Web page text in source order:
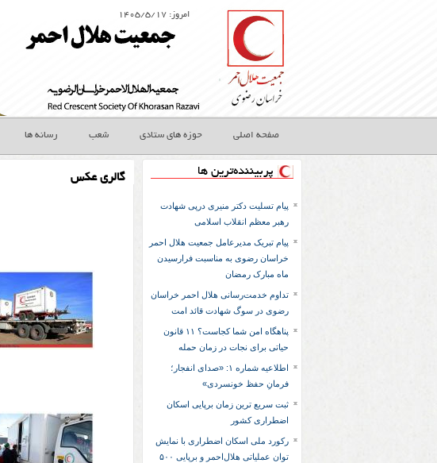
امروز: ۱۴۰۵/۵/۱۷
صفحه اصلی حوزه های ستادی شعب رسانه ها
پربیننده‌ترین ها
پیام تسلیت دکتر منیری درپی شهادت
رهبر معظم انقلاب اسلامی
پیام تبریک مدیرعامل جمعیت هلال احمر
خراسان رضوی به مناسبت فرارسیدن
ماه مبارک رمضان
تداوم خدمت‌رسانی هلال احمر خراسان
رضوی در سوگ شهادت قائد امت
پناهگاه امن شما کجاست؟ ۱۱ قانون
حیاتی برای نجات در زمان حمله
اطلاعیه شماره ۱: «صدای انفجار؛
فرمانِ حفظ خونسردی»
ثبت سریع‌ ترین زمان برپایی اسکان
اضطراری کشور
رکورد ملی اسکان اضطراری با نمایش
توان عملیاتی هلال‌احمر و برپایی ۵۰۰
گالری عکس